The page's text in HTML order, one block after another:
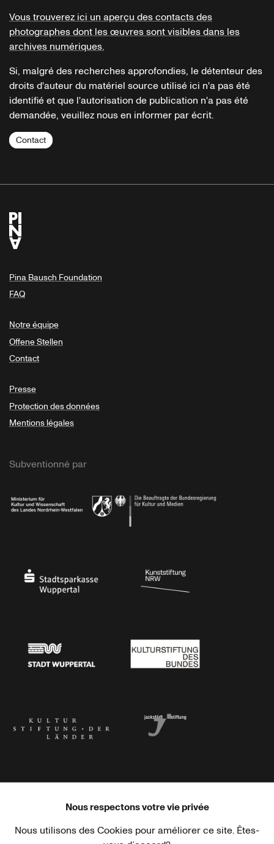
Vous trouverez ici un aperçu des contacts des
photographes dont les œuvres sont visibles dans les
archives numériques.
Si, malgré des recherches approfondies, le détenteur des
droits d'auteur du matériel source utilisé ici n'a pas été
identifié et que l'autorisation de publication n'a pas été
demandée, veuillez nous en informer par écrit.
Contact
Pina Bausch Foundation
FAQ
Notre équipe
Offene Stellen
Contact
Presse
Protection des données
Mentions légales
Subventionné par
Haus der Kulturen der Welt Goethe-Institut
Nous respectons votre vie privée
Nous utilisons des Cookies pour améliorer ce site. Êtes-